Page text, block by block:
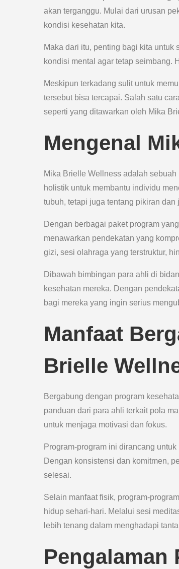
akan terganggu. Mulai dari urusan
kondisi kesehatan kita.
Maka dari itu, penting bagi kita untuk
kondisi mental agar tetap seimbang.
Meskipun terkadang sulit untuk
tersebut bisa tercapai. Salah satu
seperti yang ditawarkan oleh Mika
Mengenal
Mika Brielle Wellness adalah
holistik untuk membantu individu
tubuh, tetapi juga tentang pikiran dan
Dengan berbagai paket program
menawarkan pendekatan yang
gizi, sesi olahraga yang terstruktur,
Dibawah bimbingan para ahli di
kesehatan mereka. Dengan
bagi mereka yang ingin serius
Manfaat
Brielle
Bergabung dengan program
panduan dari para ahli terkait pola
untuk menjaga motivasi dan fokus.
Program-program ini dirancang
Dengan konsistensi dan komitmen,
selesai.
Selain manfaat fisik, program-
hidup sehari-hari. Melalui sesi
lebih tenang dalam menghadapi
Pengalaman